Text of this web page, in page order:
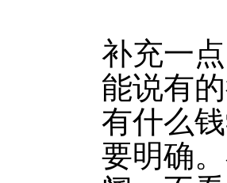
补充一
能说有
有什么
要明确